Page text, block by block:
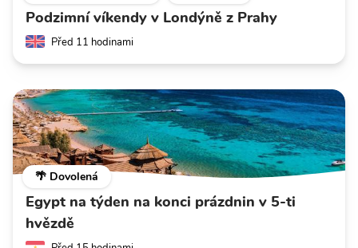
Podzimní víkendy v Londýně z Prahy
Před 11 hodinami
🌴 Dovolená
Egypt na týden na konci prázdnin v 5-ti
hvězdě